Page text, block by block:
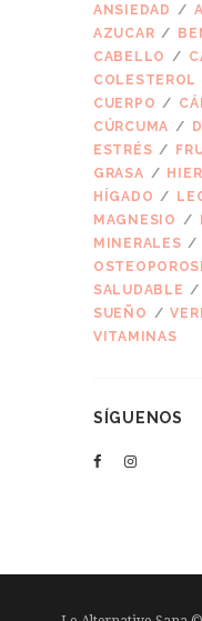
ANSIEDAD
AZUCAR
CABELLO
COLESTEROL
CUERPO
CÚRCUMA
ESTRÉS
GRASA
HÍGADO
MAGNESIO
MINERALES
SALUDABLE
SUEÑO
VITAMINAS
SÍGUENOS